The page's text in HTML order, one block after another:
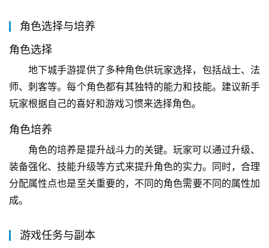
角色选择与培养
角色选择
地下城手游提供了多种角色供玩家选择，包括战士、法
师、刺客等。每个角色都有其独特的能力和技能。建议新手
玩家根据自己的喜好和游戏习惯来选择角色。
角色培养
角色的培养是提升战斗力的关键。玩家可以通过升级、
装备强化、技能升级等方式来提升角色的实力。同时，合理
分配属性点也是至关重要的，不同的角色需要不同的属性加
成。
游戏任务与副本